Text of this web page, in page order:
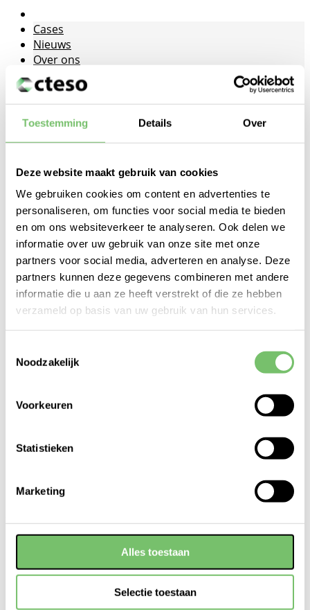
Toestemming Details Over
Deze website maakt gebruik van cookies
We gebruiken cookies om content en advertenties te
personaliseren, om functies voor social media te bieden
en om ons websiteverkeer te analyseren. Ook delen we
informatie over uw gebruik van onze site met onze
partners voor social media, adverteren en analyse. Deze
partners kunnen deze gegevens combineren met andere
informatie die u aan ze heeft verstrekt of die ze hebben
verzameld op basis van uw gebruik van hun services.
Noodzakelijk
Voorkeuren
Statistieken
Marketing
Alles toestaan
Selectie toestaan
Cases
Nieuws
Over ons
Team
Werken bij ons
Samenwerken
Engineering
Automatisering
Machinebouw
Consulting
End-to-end expertise
Contact
Cases
Nieuws
Werken bij ons
Onze aanpak
Serieproductie